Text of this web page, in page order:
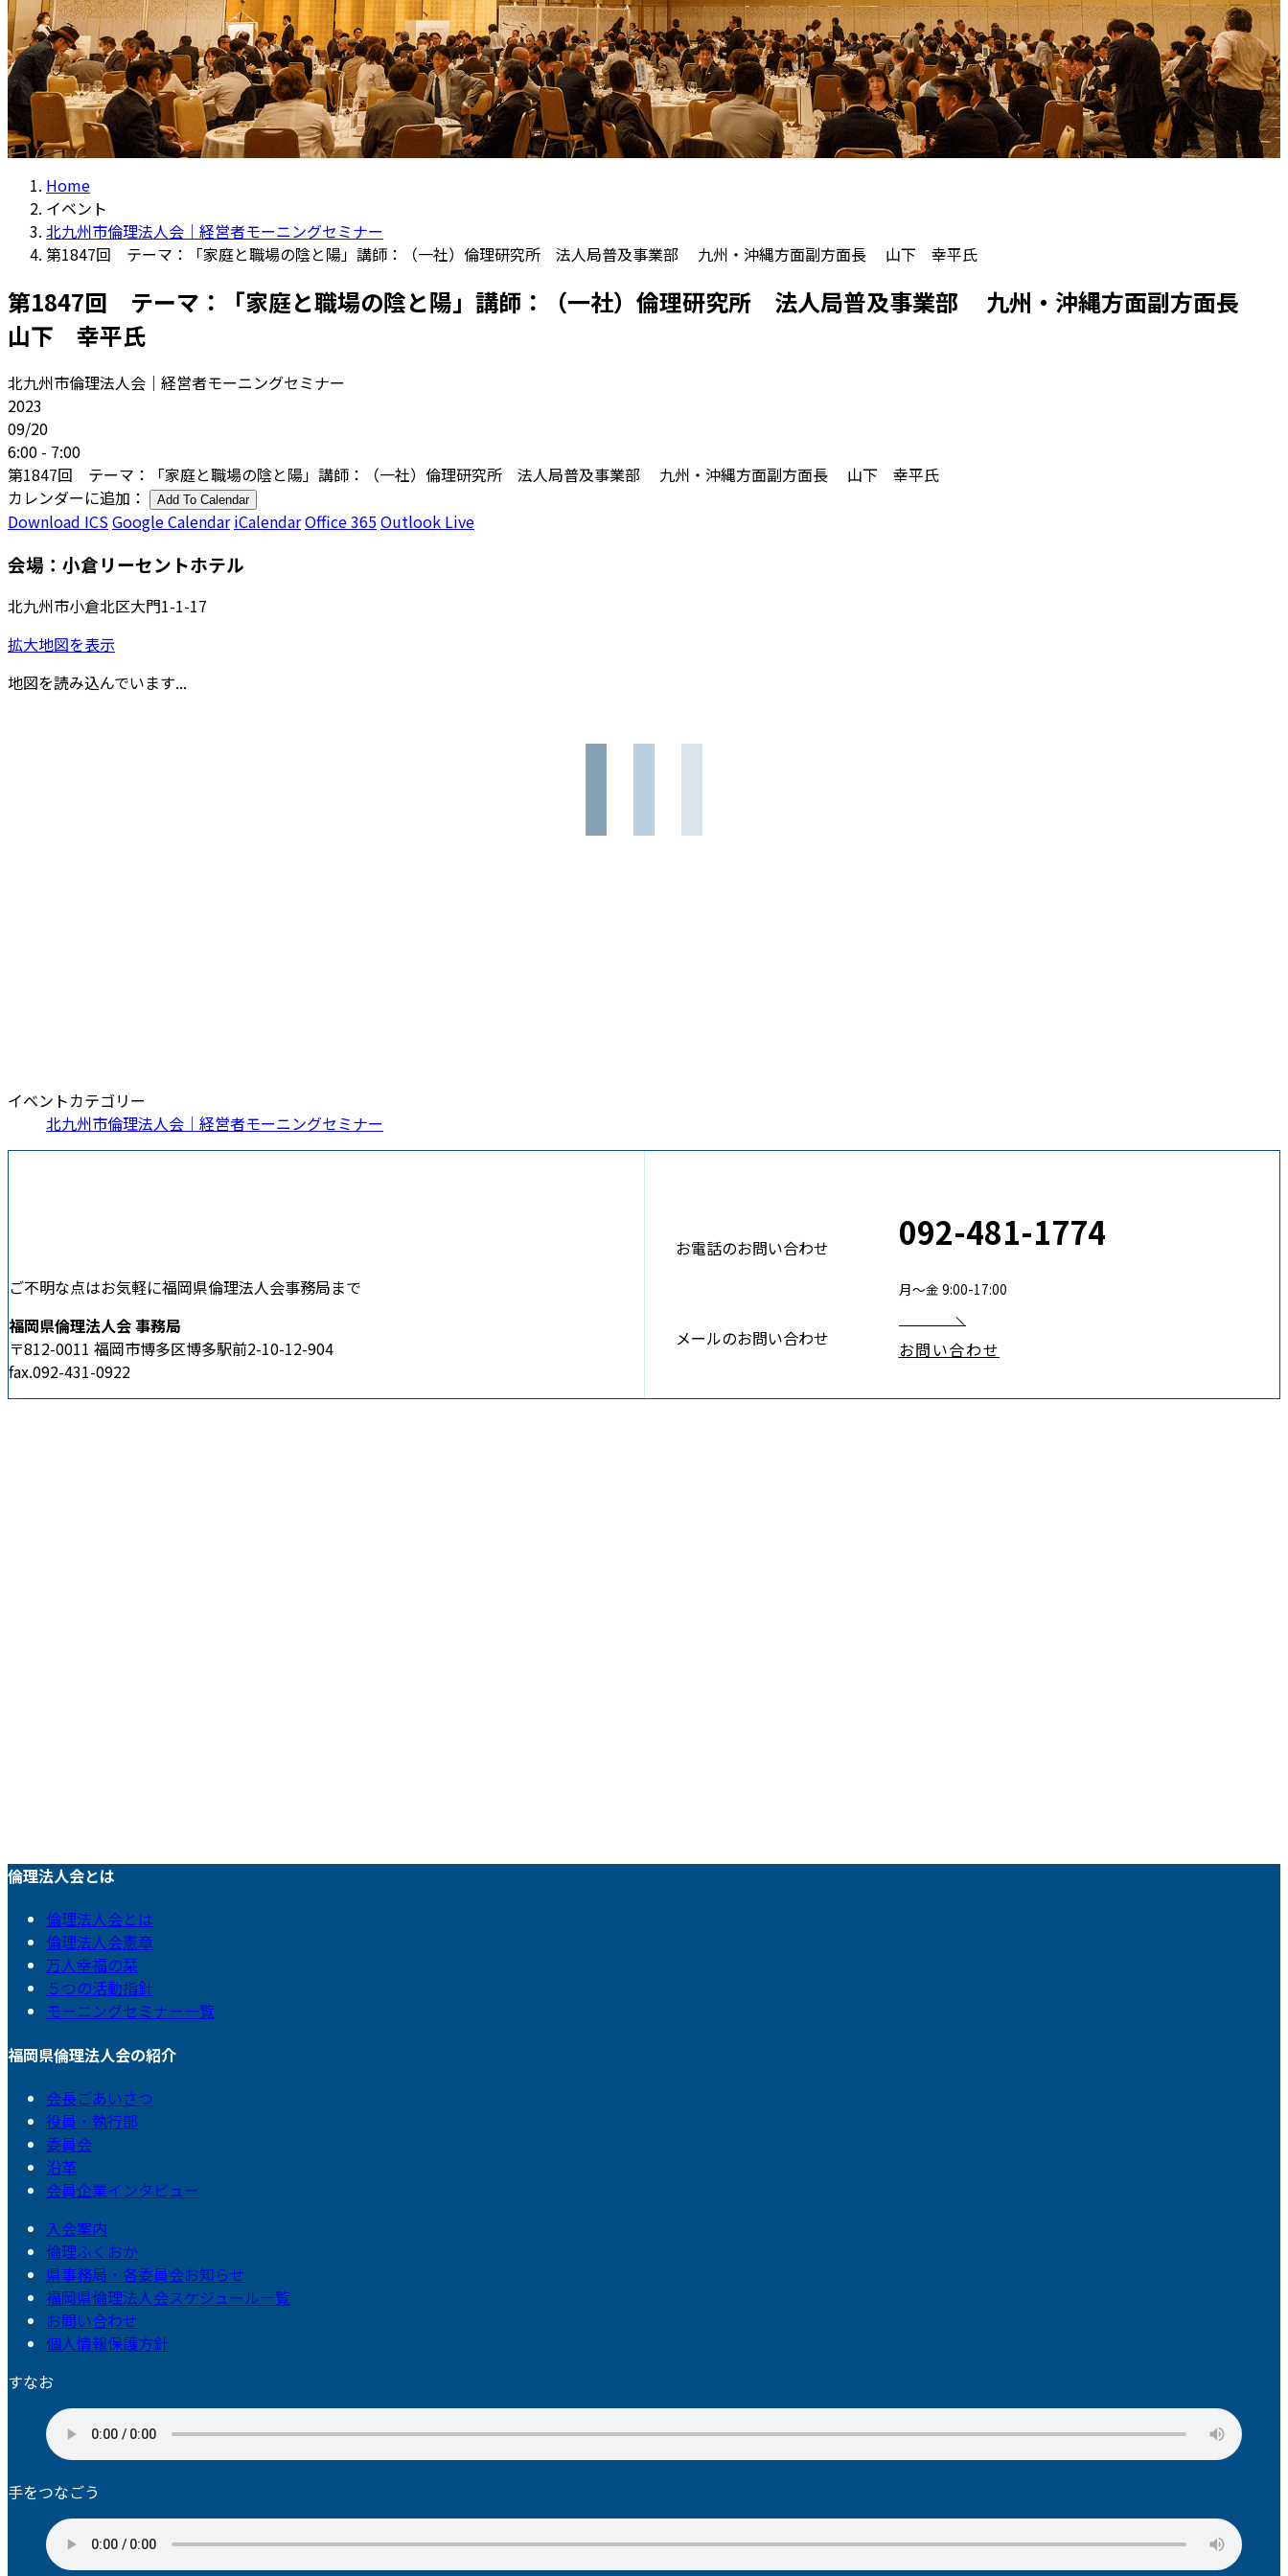
Home
イベント
北九州市倫理法人会｜経営者モーニングセミナー
第1847回 テーマ：「家庭と職場の陰と陽」講師：（一社）倫理研究所 法人局普及事業部 九州・沖縄方面副方面長 山下 幸平氏
第1847回 テーマ：「家庭と職場の陰と陽」講師：（一社）倫理研究所 法人局普及事業部 九州・沖縄方面副方面長
山下 幸平氏
北九州市倫理法人会｜経営者モーニングセミナー
2023
09/20
6:00 - 7:00
第1847回 テーマ：「家庭と職場の陰と陽」講師：（一社）倫理研究所 法人局普及事業部 九州・沖縄方面副方面長 山下 幸平氏
カレンダーに追加：
Add To Calendar
Download ICSGoogle Calendar iCalendarOffice 365Outlook Live
会場：小倉リーセントホテル
北九州市小倉北区大門1-1-17
拡大地図を表示
地図を読み込んでいます...
イベントカテゴリー
北九州市倫理法人会｜経営者モーニングセミナー
ご不明な点はお気軽に福岡県倫理法人会事務局まで
福岡県倫理法人会 事務局
〒812-0011 福岡市博多区博多駅前2-10-12-904
fax.092-431-0922
お電話のお問い合わせ 092-481-1774
月〜金 9:00-17:00
メールのお問い合わせ お問い合わせ
倫理法人会とは
倫理法人会とは
倫理法人会憲章
万人幸福の栞
５つの活動指針
モーニングセミナー一覧
福岡県倫理法人会の紹介
会長ごあいさつ
役員・執行部
委員会
沿革
会員企業インタビュー
入会案内
倫理ふくおか
県事務局・各委員会お知らせ
福岡県倫理法人会スケジュール一覧
お問い合わせ
個人情報保護方針
すなお
手をつなごう